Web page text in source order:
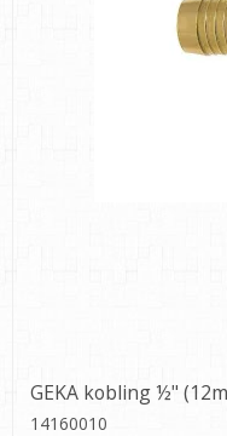
GEKA kobling ½"
14160010